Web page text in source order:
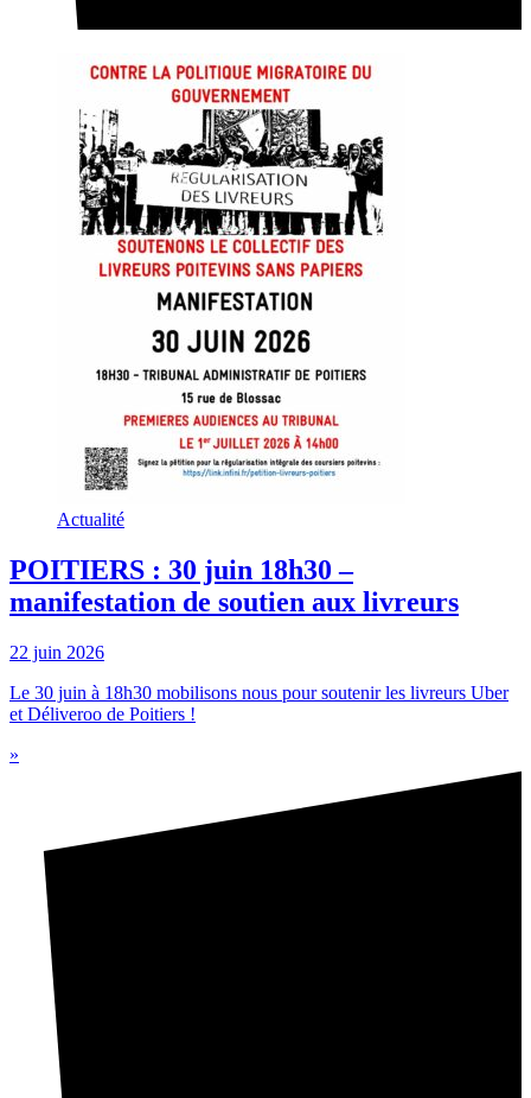
Actualité
POITIERS : 30 juin 18h30 –
manifestation de soutien aux livreurs
22 juin 2026
Le 30 juin à 18h30 mobilisons nous pour soutenir les livreurs Uber
et Déliveroo de Poitiers !
»